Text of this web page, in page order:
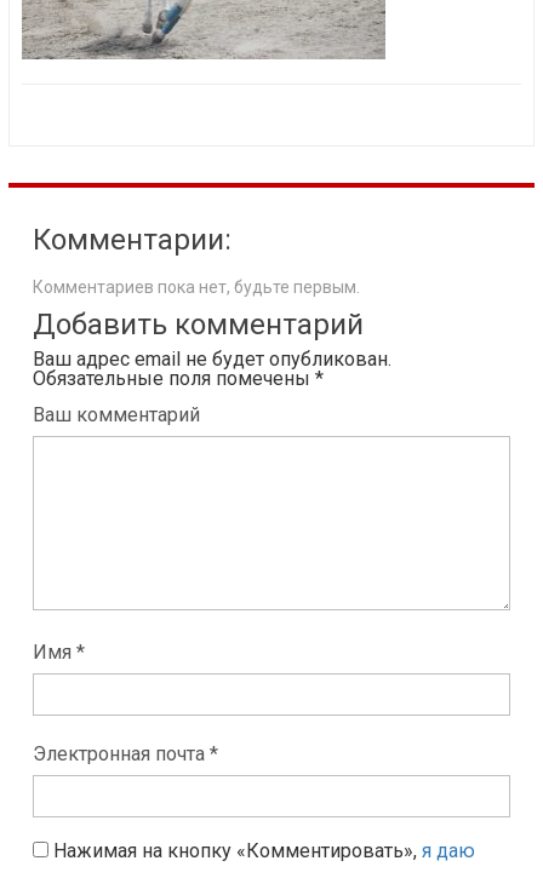
Комментарии:
Комментариев пока нет, будьте первым.
Добавить комментарий
Ваш адрес email не будет опубликован.
Обязательные поля помечены *
Ваш комментарий
Имя *
Электронная почта *
Нажимая на кнопку «Комментировать», я даю